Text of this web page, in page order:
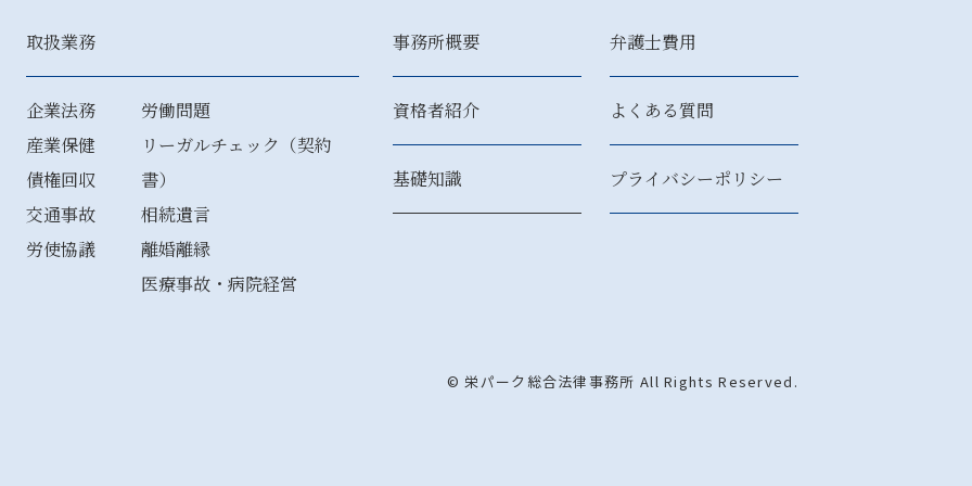
取扱業務
企業法務
産業保健
債権回収
交通事故
労使協議
労働問題
リーガルチェック（契約
書）
相続遺言
離婚離縁
医療事故・病院経営
事務所概要
資格者紹介
基礎知識
弁護士費用
よくある質問
プライバシーポリシー
© 栄パーク総合法律事務所 All Rights Reserved.